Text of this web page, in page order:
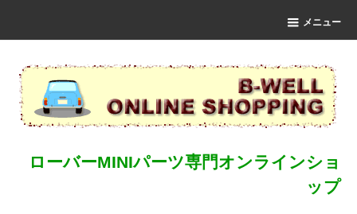
メニュー
ローバーMINIパーツ専門オンラインショ
ップ